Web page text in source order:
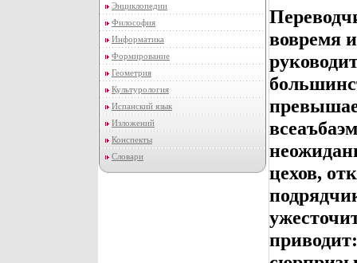
Энциклопедии
Философия
Информатика
Формирование
Геометрия
Культурология
Испанский язык
Изложений
Конспекты
Словари
вовремя
цехов,